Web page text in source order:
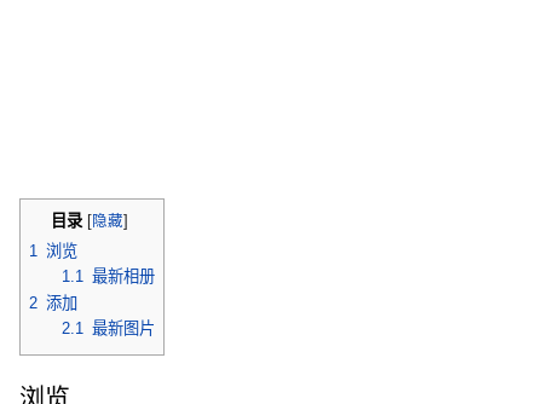
目录 [隐藏]
1
浏览
1.1
最新相册
2 添加
2.1 最新图片
浏览